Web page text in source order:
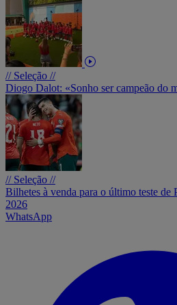
// Seleção //
Diogo Dalot: «Sonho ser campeão do
// Seleção //
Bilhetes à venda para o último teste de
2026
WhatsApp